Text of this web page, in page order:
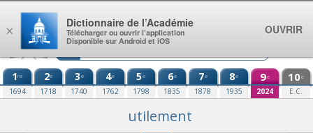
Aller au contenu
1re
1694
2e
1718
3e
1740
4e
1762
5e
1798
6e
1835
7e
1878
8e
1935
9e
2024
10e
E.C.
utilement
×
Dictionnaire de l’Académie
Télécharger ou ouvrir l’application
Disponible sur Android et iOS
OUVRIR